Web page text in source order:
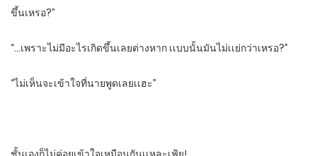
ขึ้นเหรอ?”
“…เพราะไม่มีอะไรเกิดขึ้นเลยต่างหาก​ เเบบนั้นมันไม่เเย่กว่าเหรอ?”
“ไม่เห็นจะเข้าใจที่นายพูดเลยเเฮะ”